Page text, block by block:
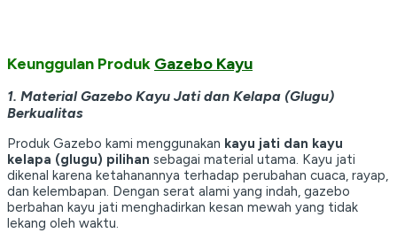
Keunggulan Produk Gazebo Kayu
1. Material Gazebo Kayu Jati dan Kelapa (Glugu)
Berkualitas
Produk Gazebo kami menggunakan kayu jati dan kayu
kelapa (glugu) pilihan sebagai material utama. Kayu jati
dikenal karena ketahanannya terhadap perubahan cuaca, rayap,
dan kelembapan. Dengan serat alami yang indah, gazebo
berbahan kayu jati menghadirkan kesan mewah yang tidak
lekang oleh waktu.